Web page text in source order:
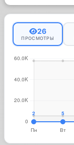
26
ПРОСМОТРЫ